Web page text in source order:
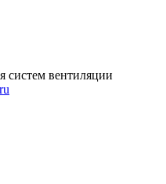
систем вентиляции